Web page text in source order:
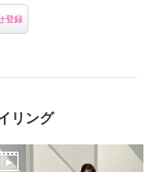
登録
リング